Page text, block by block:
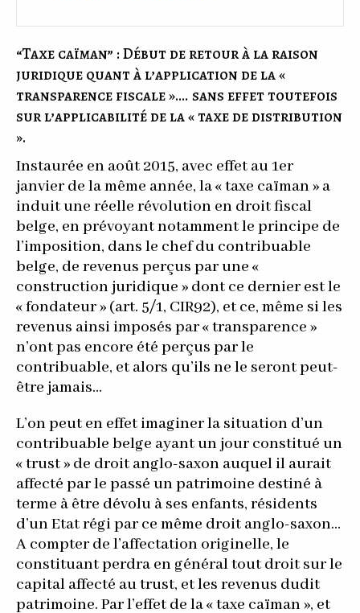
“Taxe caïman” : Début de retour à la raison
juridique quant à l’application de la «
transparence fiscale »…. sans effet toutefois
sur l’applicabilité de la « taxe de distribution
».
Instaurée en août 2015, avec effet au 1er
janvier de la même année, la « taxe caïman » a
induit une réelle révolution en droit fiscal
belge, en prévoyant notamment le principe de
l’imposition, dans le chef du contribuable
belge, de revenus perçus par une «
construction juridique » dont ce dernier est le
« fondateur » (art. 5/1, CIR92), et ce, même si les
revenus ainsi imposés par « transparence »
n’ont pas encore été perçus par le
contribuable, et alors qu’ils ne le seront peut-
être jamais…
L’on peut en effet imaginer la situation d’un
contribuable belge ayant un jour constitué un
« trust » de droit anglo-saxon auquel il aurait
affecté par le passé un patrimoine destiné à
terme à être dévolu à ses enfants, résidents
d’un Etat régi par ce même droit anglo-saxon…
A compter de l’affectation originelle, le
constituant perdra en général tout droit sur le
capital affecté au trust, et les revenus dudit
patrimoine. Par l’effet de la « taxe caïman », et